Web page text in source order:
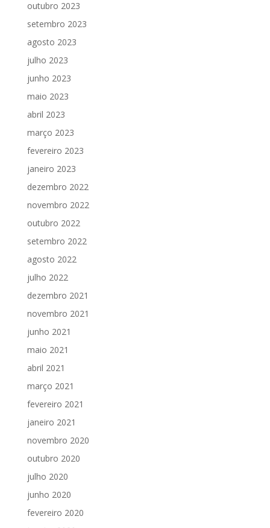
outubro 2023
setembro 2023
agosto 2023
julho 2023
junho 2023
maio 2023
abril 2023
março 2023
fevereiro 2023
janeiro 2023
dezembro 2022
novembro 2022
outubro 2022
setembro 2022
agosto 2022
julho 2022
dezembro 2021
novembro 2021
junho 2021
maio 2021
abril 2021
março 2021
fevereiro 2021
janeiro 2021
novembro 2020
outubro 2020
julho 2020
junho 2020
fevereiro 2020